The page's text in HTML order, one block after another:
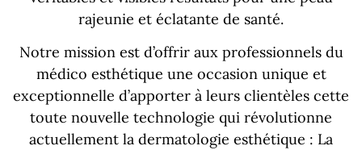
rajeunie et éclatante de santé.
Notre mission est d’offrir aux professionnels du
médico esthétique une occasion unique et
exceptionnelle d’apporter à leurs clientèles cette
toute nouvelle technologie qui révolutionne
actuellement la dermatologie esthétique : La